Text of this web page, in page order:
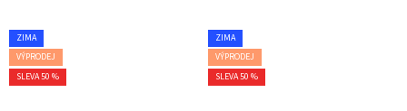
ZIMA
VÝPRODEJ
SLEVA 50 %
ZIMA
VÝPRODEJ
SLEVA 50 %